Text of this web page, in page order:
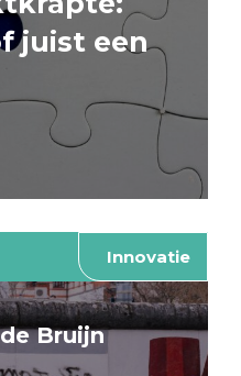
juist een
Innovatie
Bruijn